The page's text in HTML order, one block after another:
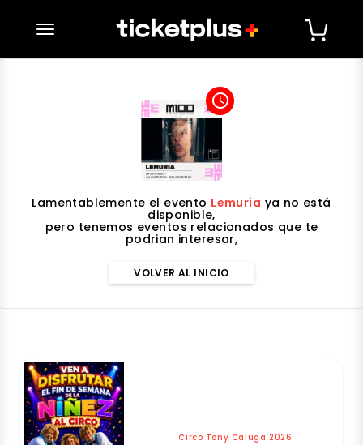
desplegar navegación
access_time
Lamentablemente el evento Lemuria ya no está
disponible,
pero tenemos eventos relacionados que te
podrian interesar,
VOLVER AL INICIO
Circo Tony Caluga 2026